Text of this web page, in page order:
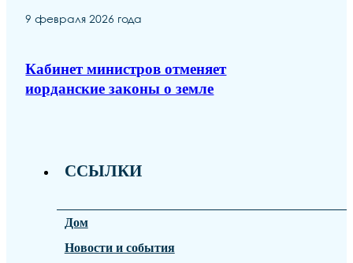
9 февраля 2026 года
Кабинет министров отменяет
иорданские законы о земле
ССЫЛКИ
Дом
Новости и события